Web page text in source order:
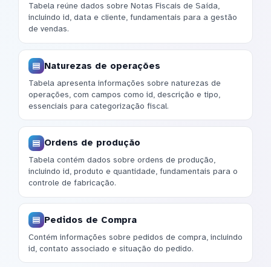
Tabela reúne dados sobre Notas Fiscais de Saída,
incluindo id, data e cliente, fundamentais para a gestão
de vendas.
Naturezas de operações
Tabela apresenta informações sobre naturezas de
operações, com campos como id, descrição e tipo,
essenciais para categorização fiscal.
Ordens de produção
Tabela contém dados sobre ordens de produção,
incluindo id, produto e quantidade, fundamentais para o
controle de fabricação.
Pedidos de Compra
Contém informações sobre pedidos de compra, incluindo
id, contato associado e situação do pedido.